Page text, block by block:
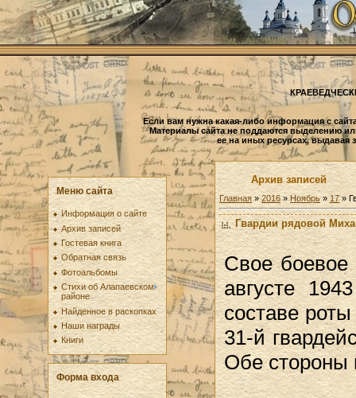
Если вам нужна какая-либо информация с
Материалы сайта не поддаются выделению
ее на иных ресурсах, выдавая
Меню сайта
Информация о сайте
Архив записей
Гостевая книга
Обратная связь
Фотоальбомы
Стихи об Алапаевском
районе
Найденное в раскопках
Наши награды
Книги
Форма входа
Архив записей
Главная»2016 » Ноябрь » 17 »
Гвардии рядовой
Свое
августе
составе роты
31-й
Обе стороны